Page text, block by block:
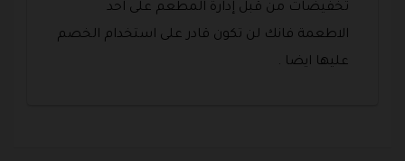
تخفيضات من قبل إدارة المطعم على احد
الاطعمة فانك لن تكون قادر على استخدام الخصم
عليها ايضا .